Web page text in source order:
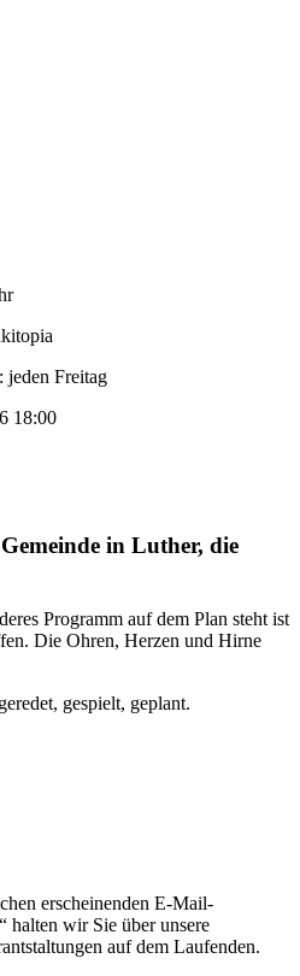
jeden Freitag
18:00
in Luther, die
Programm auf dem Plan steht ist
Die Ohren, Herzen und Hirne
gespielt, geplant.
erscheinenden E-Mail-
halten wir Sie über unsere
auf dem Laufenden.